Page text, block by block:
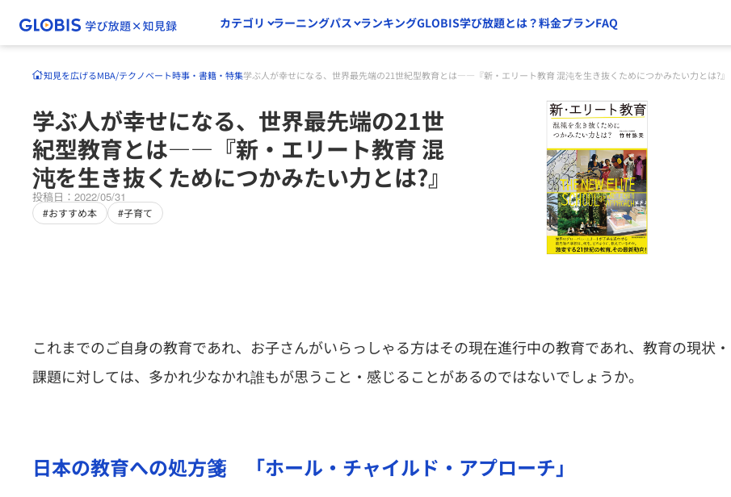
カテゴリ ラーニングパス ランキングGLOBIS学び放題とは？料金プランFAQ
知見を広げるMBA/テクノベート時事・書籍・特集学ぶ人が幸せになる、世界最先端の21世紀型教育とは――『新・エリート教育 混沌を生き抜くためにつかみたい力とは?』
学ぶ人が幸せになる、世界最先端の21世
紀型教育とは――『新・エリート教育 混
沌を生き抜くためにつかみたい力とは?』
投稿日：2022/05/31
#おすすめ本 #子育て
これまでのご自身の教育であれ、お子さんがいらっしゃる方はその現在進行中の教育であれ、教育の現状・
課題に対しては、多かれ少なかれ誰もが思うこと・感じることがあるのではないでしょうか。
日本の教育への処方箋 「ホール・チャイルド・アプローチ」